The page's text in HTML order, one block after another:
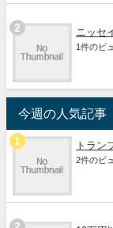
ニッセ
1件のビ
今週の人気記事
トラン
2件のビ